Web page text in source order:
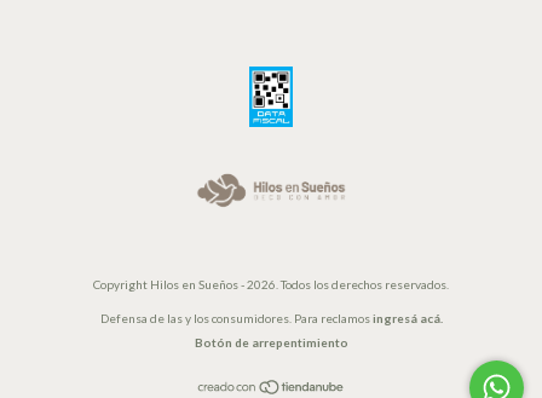
Copyright Hilos en Sueños - 2026. Todos los derechos reservados.
Defensa de las y los consumidores. Para reclamos ingresá acá.
Botón de arrepentimiento